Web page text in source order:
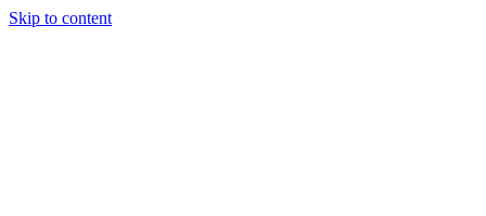
Skip to content